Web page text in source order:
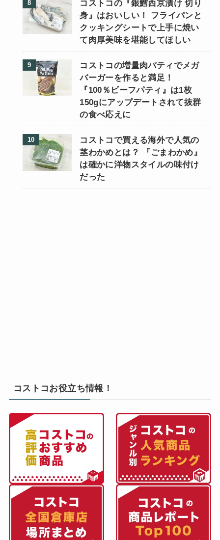
コストコの『銀鱈西京漬け 切り
身』はおいしい！ フライパンと
クッキングシートで上手に焼い
て肉厚美味を堪能してほしい
コストコの増量肉パティでメガ
バーガーを作ると満足！
『100％ビーフパティ』は1枚
150gにアップデートされて抜群
の食べ応えに
コストコで買える海外で人気の
茎わかめとは？ 『ごまわかめ』
は確かに洋物スタイルの味付け
だった
コストコお役立ち情報！